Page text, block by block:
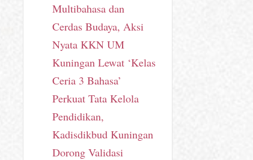
Multibahasa dan
Cerdas Budaya, Aksi
Nyata KKN UM
Kuningan Lewat ‘Kelas
Ceria 3 Bahasa’
Perkuat Tata Kelola
Pendidikan,
Kadisdikbud Kuningan
Dorong Validasi